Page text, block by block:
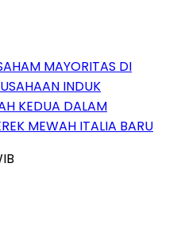
MAYORITAS DI
INDUK
KEDUA DALAM
MEWAH ITALIA BARU